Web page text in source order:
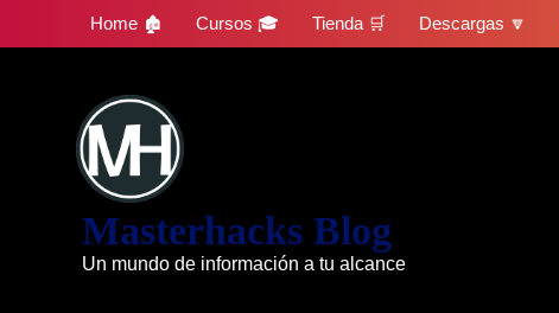
Home 🏚 Cursos 🎓 Tienda 🛒 Descargas 🔽
Masterhacks Blog
Un mundo de información a tu alcance